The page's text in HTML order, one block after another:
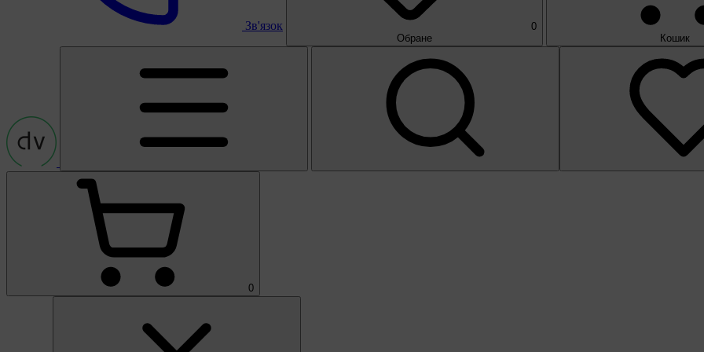
Зв'язок
0
Обране
Кошик
0